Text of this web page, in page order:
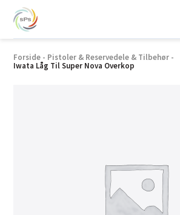
Forside - Pistoler & Reservedele & Tilbehør -
Iwata Låg Til Super Nova Overkop